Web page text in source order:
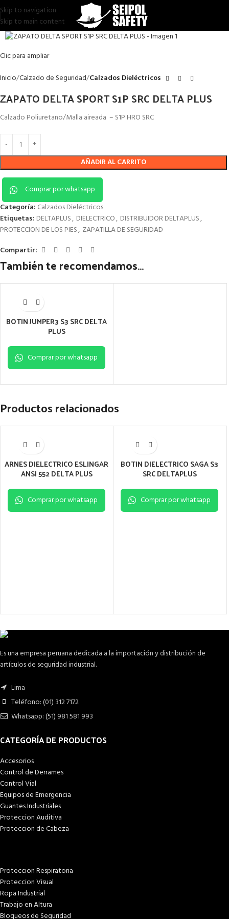
Skip to navigation
Skip to main content
Clic para ampliar
Inicio Calzado de Seguridad Calzados Dieléctricos
ZAPATO DELTA SPORT S1P SRC DELTA PLUS
Calzado Poliuretano/Malla aireada – S1P HRO SRC
AÑADIR AL CARRITO
Comprar por whatsapp
Categoría: Calzados Dieléctricos
Etiquetas: DELTAPLUS, DIELECTRICO, DISTRIBUIDOR DELTAPLUS,
PROTECCION DE LOS PIES, ZAPATILLA DE SEGURIDAD
Compartir:
También te recomendamos…
BOTIN JUMPER3 S3 SRC DELTA
PLUS
Comprar por whatsapp
Productos relacionados
ARNES DIELECTRICO ESLINGAR
ANSI 552 DELTA PLUS
Comprar por whatsapp
BOTIN DIELECTRICO SAGA S3
SRC DELTAPLUS
Comprar por whatsapp
Es una empresa peruana dedicada a la importación y distribución de
artículos de seguridad industrial.
Lima
Teléfono: (01) 312 7172
Whatsapp: (51) 981 581 993
CATEGORÍA DE PRODUCTOS
Accesorios
Control de Derrames
Control Vial
Equipos de Emergencia
Guantes Industriales
Proteccion Auditiva
Proteccion de Cabeza
Proteccion Respiratoria
Proteccion Visual
Ropa Industrial
Trabajo en Altura
Bloqueos de Seguridad